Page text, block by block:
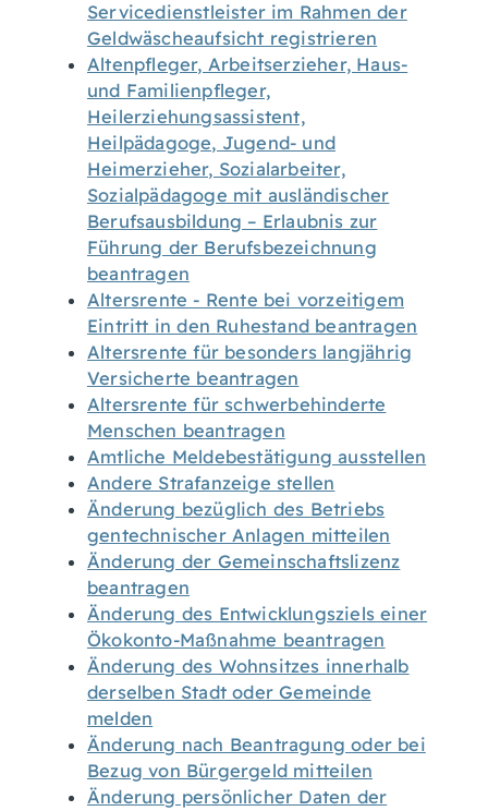
Servicedienstleister im Rahmen der
Geldwäscheaufsicht registrieren
Altenpfleger, Arbeitserzieher, Haus-
und Familienpfleger,
Heilerziehungsassistent,
Heilpädagoge, Jugend- und
Heimerzieher, Sozialarbeiter,
Sozialpädagoge mit ausländischer
Berufsausbildung – Erlaubnis zur
Führung der Berufsbezeichnung
beantragen
Altersrente - Rente bei vorzeitigem
Eintritt in den Ruhestand beantragen
Altersrente für besonders langjährig
Versicherte beantragen
Altersrente für schwerbehinderte
Menschen beantragen
Amtliche Meldebestätigung ausstellen
Andere Strafanzeige stellen
Änderung bezüglich des Betriebs
gentechnischer Anlagen mitteilen
Änderung der Gemeinschaftslizenz
beantragen
Änderung des Entwicklungsziels einer
Ökokonto-Maßnahme beantragen
Änderung des Wohnsitzes innerhalb
derselben Stadt oder Gemeinde
melden
Änderung nach Beantragung oder bei
Bezug von Bürgergeld mitteilen
Änderung persönlicher Daten der